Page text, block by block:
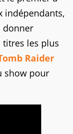
indépendants,
donner
titres les plus
Raider
show pour